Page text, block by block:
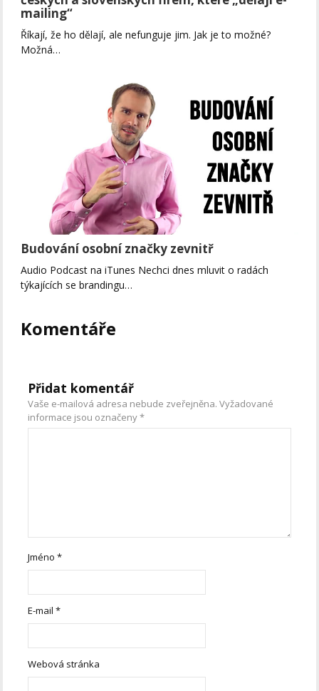
mailing“
Říkají, že ho dělají, ale nefunguje jim. Jak je to možné?
Možná…
Budování osobní značky zevnitř
Audio Podcast na iTunes Nechci dnes mluvit o radách
týkajících se brandingu…
Komentáře
Přidat komentář
Vaše e-mailová adresa nebude zveřejněna. Vyžadované
informace jsou označeny*
Jméno*
E-mail*
Webová stránka